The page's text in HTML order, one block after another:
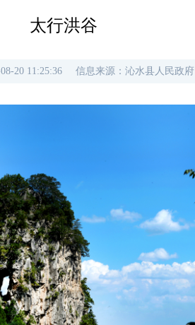
太行洪谷
20 11:25:36 信息来源： 沁水县人民政府